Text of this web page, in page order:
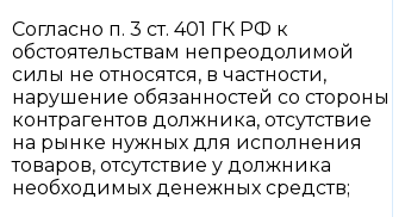
Согласно п. 3 ст. 401 ГК РФ к
обстоятельствам непреодолимой
силы не относятся, в частности,
нарушение обязанностей со стороны
контрагентов должника, отсутствие
на рынке нужных для исполнения
товаров, отсутствие у должника
необходимых денежных средств;